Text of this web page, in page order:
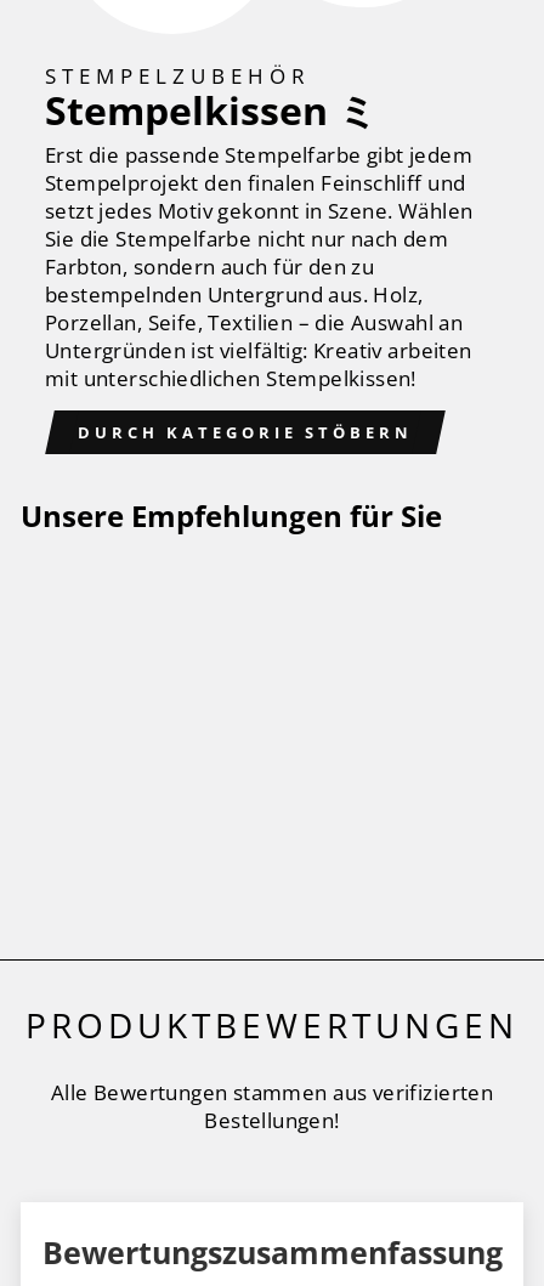
STEMPELZUBEHÖR
Stempelkissen ミ
Erst die passende Stempelfarbe gibt jedem
Stempelprojekt den finalen Feinschliff und
setzt jedes Motiv gekonnt in Szene. Wählen
Sie die Stempelfarbe nicht nur nach dem
Farbton, sondern auch für den zu
bestempelnden Untergrund aus. Holz,
Porzellan, Seife, Textilien – die Auswahl an
Untergründen ist vielfältig: Kreativ arbeiten
mit unterschiedlichen Stempelkissen!
DURCH KATEGORIE STÖBERN
Unsere Empfehlungen für Sie
PRODUKTBEWERTUNGEN
Alle Bewertungen stammen aus verifizierten
Bestellungen!
Bewertungszusammenfassung